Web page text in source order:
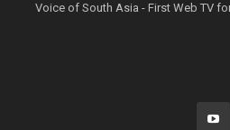
Voice of South Asia - First Web TV